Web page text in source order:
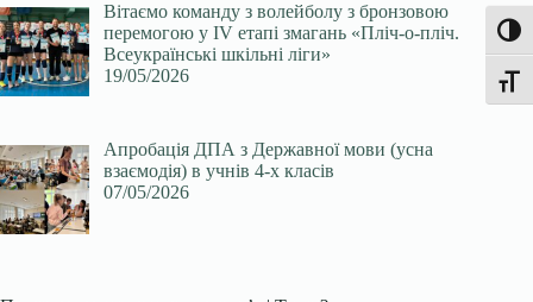
Вітаємо команду з волейболу з бронзовою
перемогою у ІV етапі змагань «Пліч-о-пліч.
Всеукраїнські шкільні ліги»
19/05/2026
Апробація ДПА з Державної мови (усна
взаємодія) в учнів 4-х класів
07/05/2026